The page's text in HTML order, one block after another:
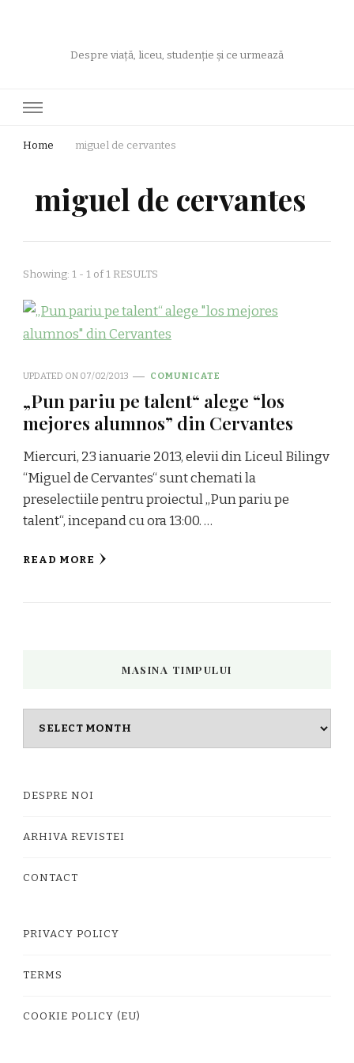
Despre viață, liceu, studenție și ce urmează
Home miguel de cervantes
miguel de cervantes
Showing: 1 - 1 of 1 RESULTS
UPDATED ON 07/02/2013 COMUNICATE
„Pun pariu pe talent“ alege “los
mejores alumnos” din Cervantes
Miercuri, 23 ianuarie 2013, elevii din Liceul Bilingv
“Miguel de Cervantes“ sunt chemati la
preselectiile pentru proiectul „Pun pariu pe
talent“, incepand cu ora 13:00. …
READ MORE
MASINA TIMPULUI
DESPRE NOI
ARHIVA REVISTEI
CONTACT
PRIVACY POLICY
TERMS
COOKIE POLICY (EU)